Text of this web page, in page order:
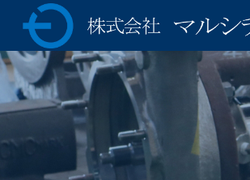
株式会社マルシチ 各種ポ
ンプの製造販売・油圧プ
レス機械の専業メーカー